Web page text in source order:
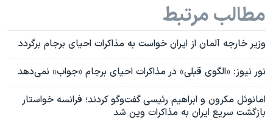
مطالب مرتبط
وزیر خارجه آلمان از ایران خواست به مذاکرات احیای برجام برگردد
نور نیوز: «الگوی قبلی» در مذاکرات احیای برجام «جواب» نمی‌دهد
امانوئل مکرون و ابراهیم رئیسی گفت‌وگو کردند؛ فرانسه خواستار
بازگشت سریع ایران به مذاکرات وین شد